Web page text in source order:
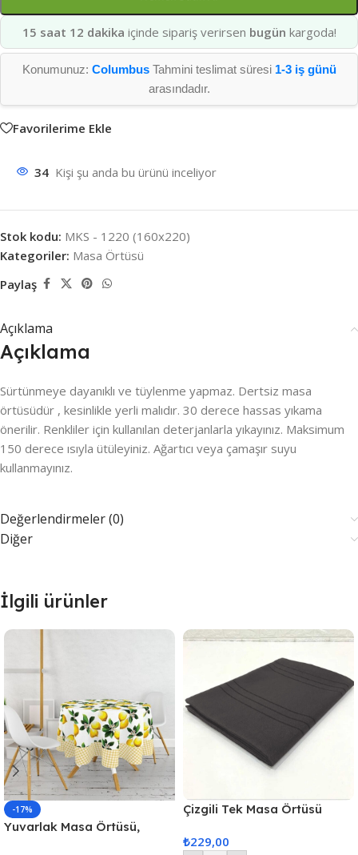
15 saat 12 dakika içinde sipariş verirsen bugün kargoda!
Konumunuz: ColumbusTahmini teslimat süresi 1-3 iş günü
arasındadır.
Favorilerime Ekle
34 Kişi şu anda bu ürünü inceliyor
Stok kodu: MKS - 1220 (160x220)
Kategoriler: Masa Örtüsü
Paylaş
Açıklama
Açıklama
Sürtünmeye dayanıklı ve tüylenme yapmaz. Dertsiz masa
örtüsüdür , kesinlikle yerli malıdır. 30 derece hassas yıkama
önerilir. Renkliler için kullanılan deterjanlarla yıkayınız. Maksimum
150 derece ısıyla ütüleyiniz. Ağartıcı veya çamaşır suyu
kullanmayınız.
Değerlendirmeler (0)
Diğer
İlgili ürünler
-17%
Yuvarlak Masa Örtüsü,
Çizgili Tek Masa Örtüsü
₺229,00